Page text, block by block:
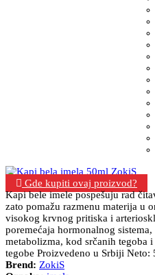
Gde kupiti ovaj proizvod?
Kapi bele imele pospešuju rad
zato pomažu razmenu materija u
visokog krvnog pritiska i
poremećaja hormonalnog
metabolizma, kod srčanih tegoba
tegobe Proizvedeno u Srbiji Neto:
Brend: ZokiS